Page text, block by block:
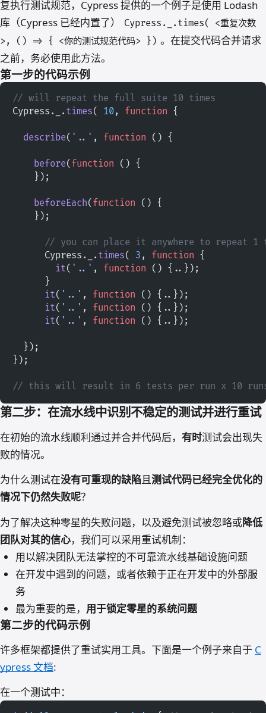
复执行测试规范，Cypress 提供的一个例子是使用 Lodash
库（Cypress 已经内置了）
Cypress._.times( <重复次数
>, () => { <你的测试规范代码> }) 。在提交代码合并请求
之前，务必使用此方法。
第一步的代码示例
// will repeat the full suite 10 times
Cypress._. times( 10, function {
  describe
( '..' , function () {
    before
( function () {
    });
    beforeEach
( function () {
    });
// you can place it anywhere to repeat 1
      Cypress._.
times( 3 , function {
        it
( '..' , function () {..});
      }
      it
( '..' , function () {..});
      it
( '..' , function () {..});
      it
( '..' , function () {..});
  });
});
// this will result in 6 tests per run x 10 runs
第二步：在流水线中识别不稳定的测试并进行重试
在初始的流水线顺利通过并合并代码后， 有时测试会出现失
败的情况。
为什么测试在没有可重现的缺陷且测试代码已经完全优化的
情况下仍然失败呢？
为了解决这种零星的失败问题，以及避免测试被忽略或降低
团队对其的信心，我们可以采用重试机制：
用以解决团队无法掌控的不可靠流水线基础设施问题
在开发中遇到的问题，或者依赖于正在开发中的外部服
务
最为重要的是， 用于锁定零星的系统问题
第二步的代码示例
许多框架都提供了重试实用工具。下面是一个例子来自于 C
ypress 文档:
在一个测试中：